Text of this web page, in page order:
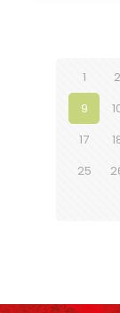
1 2
9
17
25